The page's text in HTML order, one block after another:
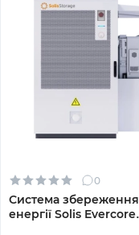
0
Система збереження
енергії Solis Evercore